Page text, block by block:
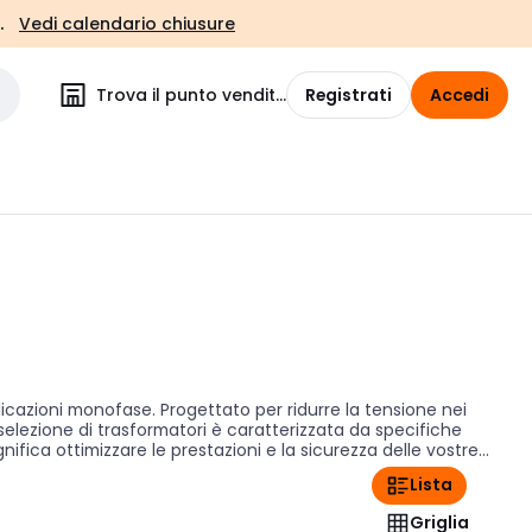
Vedi calendario chiusure
Trova il punto vendita Registrati Accedi
monofase. Progettato per ridurre la tensione nei
di trasformatori è caratterizzata da specifiche
ottimizzare le prestazioni e la sicurezza delle vostre
Lista
Griglia